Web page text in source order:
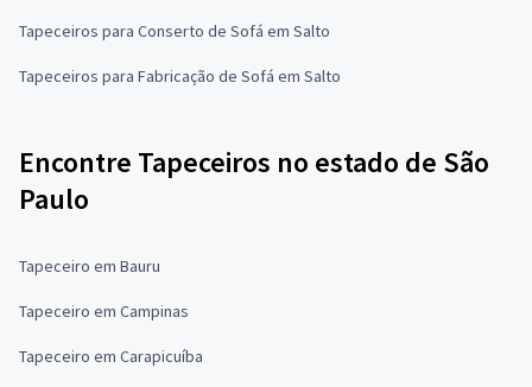
Tapeceiros para Conserto de Sofá em Salto
Tapeceiros para Fabricação de Sofá em Salto
Encontre Tapeceiros no estado de São
Paulo
Tapeceiro em Bauru
Tapeceiro em Campinas
Tapeceiro em Carapicuíba